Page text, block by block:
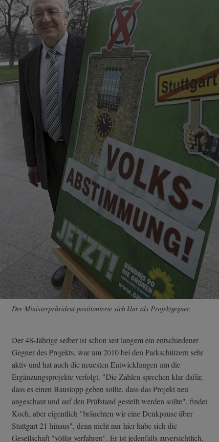
Der Ministerpräsident positionierte sich klar als Projektgegner.
Der 48-Jährige selber ist schon seit langem ein entschiedener
Gegner des Projekts, war um 2010 bei den Parkschützern sehr
aktiv und hat auch die neuesten Entwicklungen um die
Ergänzungsprojekte verfolgt. "Die Zahlen sprechen klar dafür,
dass es einen Baustopp geben sollte, dass das Projekt neu
angeschaut und auf den Prüfstand gestellt werden sollte", findet
Koch, aber eigentlich "bräuchten wir eine Denkpause über
Stuttgart 21 hinaus", denn nicht nur hier habe sich die
Gesellschaft "völlig verfahren". Er ist jedenfalls zuversichtlich,